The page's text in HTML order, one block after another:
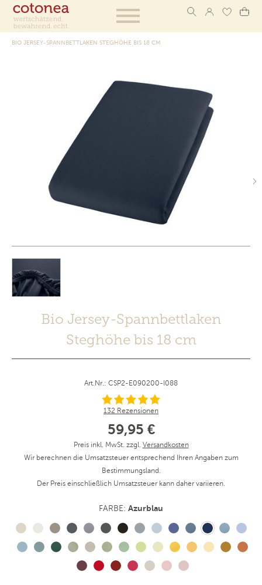
BIO JERSEY-SPANNBETTLAKEN STEGHÖHE BIS 18 CM
Bio Jersey-Spannbettlaken
Steghöhe bis 18 cm
Art.Nr.: CSP2-E090200-I088
132 Rezensionen
59,95 €
Preis inkl. MwSt. zzgl. Versandkosten
Wir berechnen die Umsatzsteuer entsprechend Ihren Angaben zum
Bestimmungsland.
Der Preis einschließlich Umsatzsteuer kann daher variieren.
FARBE: Azurblau